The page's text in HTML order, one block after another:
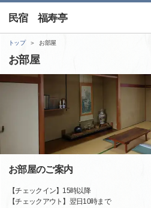
民宿 福寿亭
トップ お部屋
お部屋
お部屋のご案内
【チェックイン】15時以降
【チェックアウト】翌日10時まで